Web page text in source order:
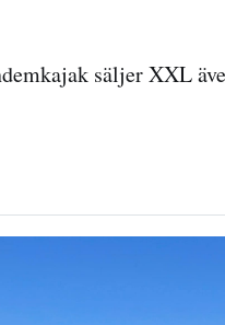
säljer XXL